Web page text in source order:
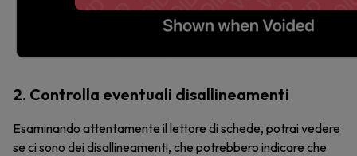
2. Controlla eventuali disallineamenti
Esaminando attentamente il lettore di schede, potrai vedere
se ci sono dei disallineamenti, che potrebbero indicare che